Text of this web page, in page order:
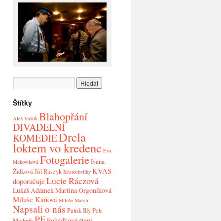
Štítky
Aleš Vaštík Blahopřání
DIVADELNÍ
KOMEDIEDrcla
loktem vo kredenc Eva
Makowková FotogalerieIvana
ŽidkováJiří Raszyk Kratochvilky KVAS
doporučuje Lucie Ráczová
Lukáš AdámekMartina Orgoníková
Miluše Káňová Miluše Matyfi
Napsali o nás Patrik IllyPetr